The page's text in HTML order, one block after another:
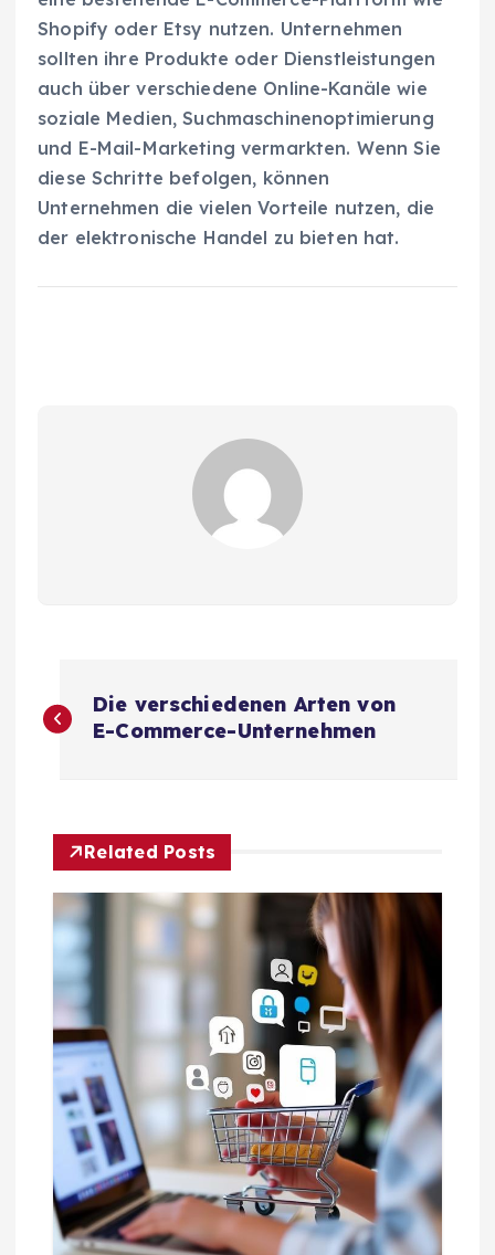
Shopify oder Etsy nutzen. Unternehmen
sollten ihre Produkte oder Dienstleistungen
auch über verschiedene Online-Kanäle wie
soziale Medien, Suchmaschinenoptimierung
und E-Mail-Marketing vermarkten. Wenn Sie
diese Schritte befolgen, können
Unternehmen die vielen Vorteile nutzen, die
der elektronische Handel zu bieten hat.
e
t
r
a
g
s
n
a
v
Die verschiedenen Arten von
E-Commerce-Unternehmen
Related Posts